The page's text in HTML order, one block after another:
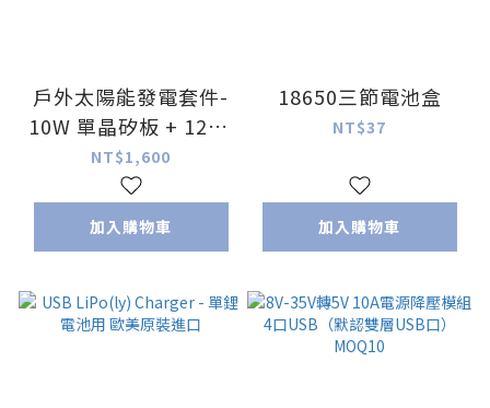
戶外太陽能發電套件-
10W 單晶矽板 + 12V /
5V 輸出
NT$1,600
加入購物車
18650三節電池盒
NT$37
加入購物車